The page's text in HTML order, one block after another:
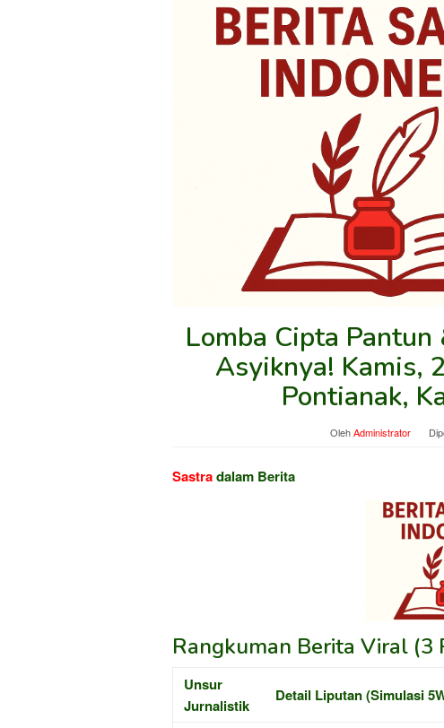
Lomba Cipta
Asyiknya! Kamis,
Pontianak,
OlehAdministrator
Sastradalam Berita
Rangkuman Berita Viral (3
Unsur
Jurnalistik
Detail Liputan (Simulasi